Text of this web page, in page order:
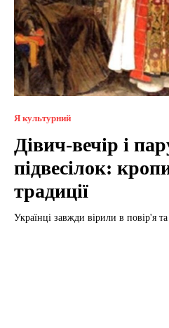
Я культурний
Дівич-вечір і
підвесілок:
традиції
Українці завжди вірили в повір'я